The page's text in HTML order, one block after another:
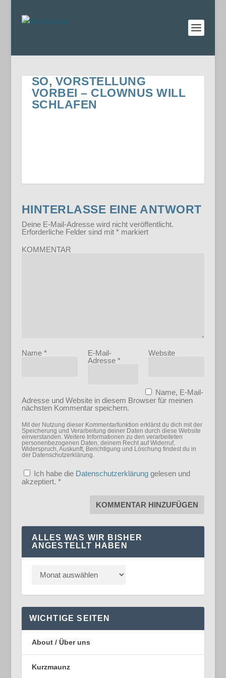
SO, VORSTELLUNG
VORBEI – CLOWNUS WILL
SCHLAFEN
HINTERLASSE EINE ANTWORT
Deine E-Mail-Adresse wird nicht veröffentlicht.
Erforderliche Felder sind mit *markiert
KOMMENTAR
Name *
E-Mail-
Adresse *
Website
Name, E-Mail-
Adresse und Website in diesem Browser für meinen
nächsten Kommentar speichern.
Mit der Nutzung dieser Kommentarfunktion erklärst du dich mit der
Speicherung und Verarbeitung deiner Daten durch diese Website
einverstanden. Weitere Informationen zu den verarbeiteten
personenbezogenen Daten, deinem Recht auf Widerruf,
Widerspruch, Auskunft, Berichtigung und Löschung findest du in
der Datenschutzerklärung.
Ich habe die Datenschutzerklärung gelesen und
akzeptiert. *
ALLES WAS WIR BISHER
ANGESTELLT HABEN
WICHTIGE SEITEN
About / Über uns
Kurzmaunz